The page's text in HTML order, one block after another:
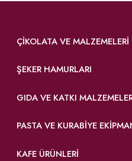
ÇIKOLATA VE MALZEMELERI
ŞEKER HAMURLARI
GIDA VE KATKI
PASTA VE KURABIYE
KAFE ÜRÜNLERI